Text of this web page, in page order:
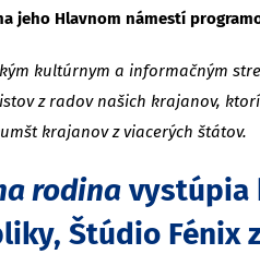
jeho Hlavnom námestí
kultúrnym a informačným
z radov našich krajanov,
krajanov z viacerých štátov.
rodina vystúpia
Štúdio Fénix